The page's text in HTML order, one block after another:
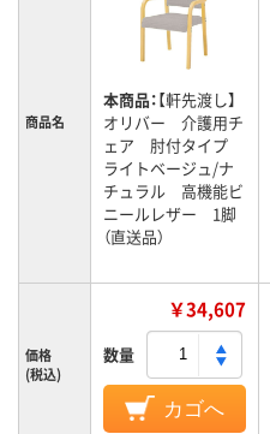
商品名
本商品：【軒先渡し】
オリバー 介護用チ
ェア 肘付タイプ
ライトベージュ/ナ
チュラル 高機能ビ
ニールレザー 1脚
（直送品）
価格
(税込)
￥34,607
数量
カゴへ